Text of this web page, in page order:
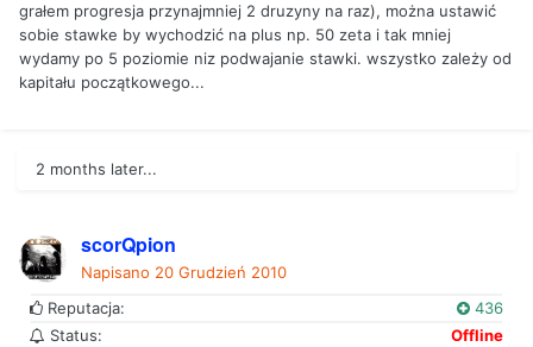
grałem progresja przynajmniej 2 druzyny na raz), można ustawić
sobie stawke by wychodzić na plus np. 50 zeta i tak mniej
wydamy po 5 poziomie niz podwajanie stawki. wszystko zależy od
kapitału początkowego...
2 months later...
scorQpion
Napisano 20 Grudzień 2010
Reputacja:
436
Status:
Offline